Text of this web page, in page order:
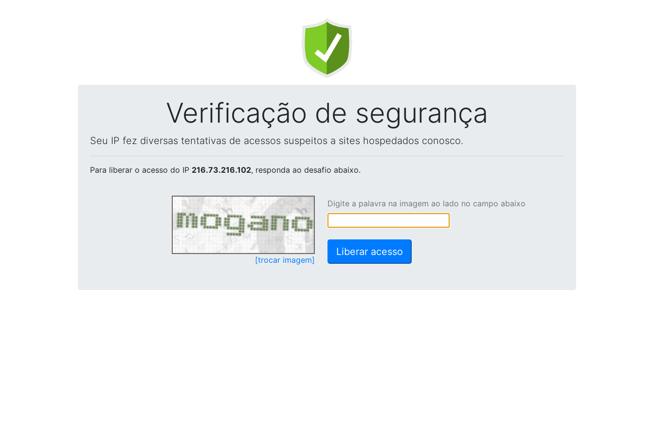
Verificação de segurança
Seu IP fez diversas tentativas de acessos suspeitos a sites hospedados conosco.
Para liberar o acesso do IP 216.73.216.102, responda ao desafio abaixo.
[trocar imagem]
Digite a palavra na imagem ao lado no campo abaixo